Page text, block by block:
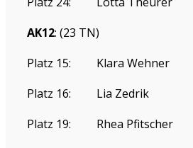
AK12: (23 TN)
Platz 15:
Klara Wehner
Platz 16:
Lia Zedrik
Platz 19:
Rhea Pfitscher